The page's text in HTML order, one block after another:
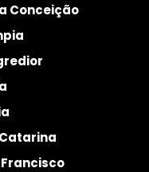
Conceição
Catarina
Francisco